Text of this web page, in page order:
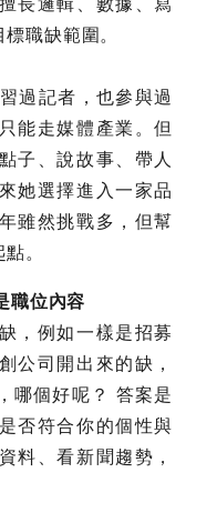
職缺範圍。
過記者，也參與過
能走媒體產業。但
子、說故事、帶人
她選擇進入一家品
雖然挑戰多，但幫
。
職位內容
，例如一樣是招募
公司開出來的缺，
哪個好呢？ 答案是
否符合你的個性與
料、看新聞趨勢，